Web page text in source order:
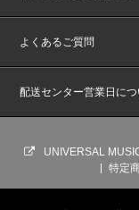
よくあるご質問
配送センター営業日につ
UNIVERSAL
特定